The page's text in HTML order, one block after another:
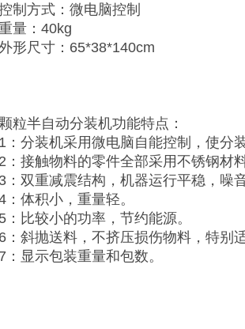
制方式：微电脑控制
量：40kg
形尺寸：65*38*140cm
粒半自动分装机功能特点：
1：分装机采用微电脑自能控制，使分
2：接触物料的零件全部采用不锈钢材
3：双重减震结构，机器运行平稳，噪
：体积小，重量轻。
5：比较小的功率，节约能源。
6：斜抛送料，不挤压损伤物料，特别
7：显示包装重量和包数。